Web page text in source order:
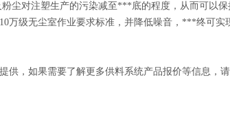
对注塑生产的污染减至***底的程度，从而可以保
万级无尘室作业要求标准，并降低噪音，***终可
供，如果需要了解更多供料系统产品报价等信息，